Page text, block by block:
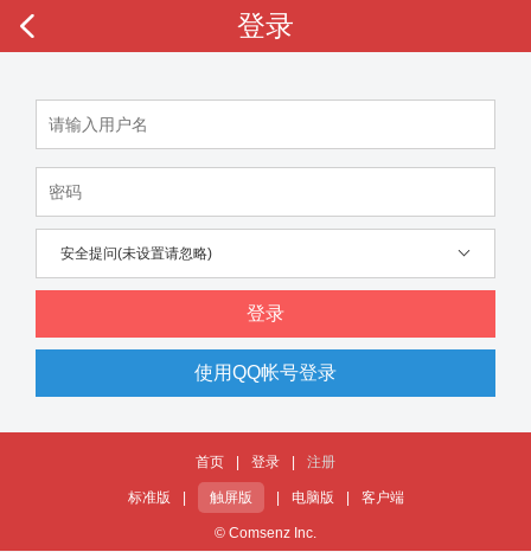
登录
安全提问(未设置请忽略)
登录
使用QQ帐号登录
首页 登录 注册
标准版 触屏版 电脑版 客户端
© Comsenz Inc.